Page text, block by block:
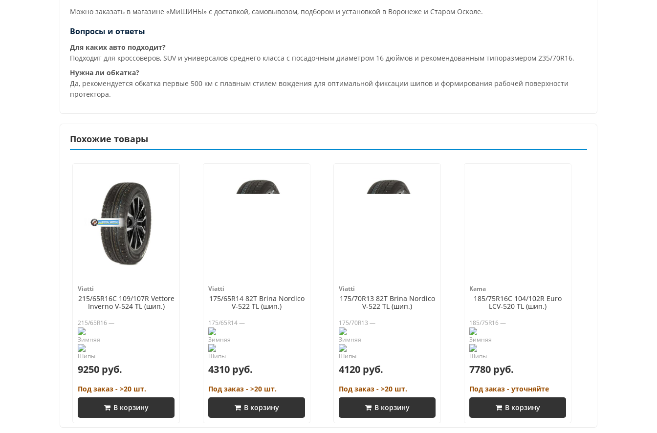
Можно заказать в магазине «МиШИНЫ» с доставкой, самовывозом, подбором и установкой в Воронеже и Старом Осколе.
Вопросы и ответы
Для каких авто подходит?
Подходит для кроссоверов, SUV и универсалов среднего класса с посадочным диаметром 16 дюймов и рекомендованным типоразмером 235/70R16.
Нужна ли обкатка?
Да, рекомендуется обкатка первые 500 км с плавным стилем вождения для оптимальной фиксации шипов и формирования рабочей поверхности
протектора.
Похожие товары
Viatti
215/65R16C 109/107R Vettore
Inverno V-524 TL (шип.)
215/65R16 —
9250 руб.
Под заказ - >20 шт.
В корзину
Viatti
175/65R14 82T Brina Nordico
V-522 TL (шип.)
175/65R14 —
4310 руб.
Под заказ - >20 шт.
В корзину
Viatti
175/70R13 82T Brina Nordico
V-522 TL (шип.)
175/70R13 —
4120 руб.
Под заказ - >20 шт.
В корзину
Kama
185/75R16C 104/102R Euro
LCV-520 TL (шип.)
185/75R16 —
7780 руб.
Под заказ - уточняйте
В корзину